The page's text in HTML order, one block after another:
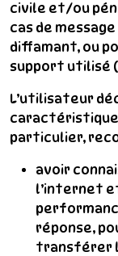
civile et/ou
cas de
diffamant, ou
support utilisé
L’utilisateur
particulier,
avoir
l’internet
réponse,
transférer